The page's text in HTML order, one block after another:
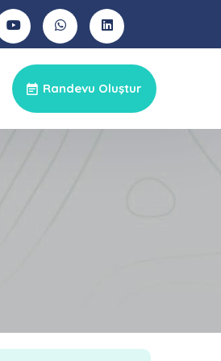
Randevu Oluştur